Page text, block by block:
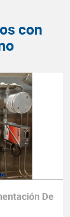
con
De